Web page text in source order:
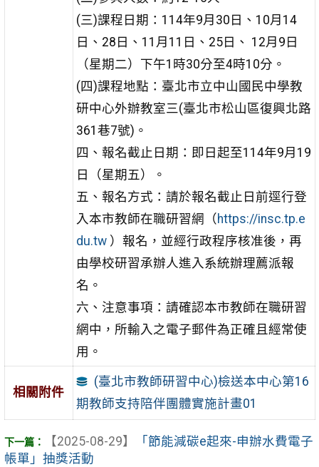
(三)課程日期：114年9月30日、10月14
日、28日、11月11日、25日、 12月9日
（星期二）下午1時30分至4時10分。
(四)課程地點：臺北市立中山國民中學教
研中心外辦教室三(臺北市松山區復興北路
361巷7號)。
四、報名截止日期：即日起至114年9月19
日（星期五）。
五、報名方式：請於報名截止日前逕行登
入本市教師在職研習網（ https://insc.tp.e
du.tw）報名，並經行政程序核准後，再
由學校研習承辦人進入系統辦理薦派報
名。
六、注意事項：請確認本市教師在職研習
網中，所輸入之電子郵件為正確且經常使
用。
相關附件
(臺北市教師研習中心)檢送本中心第16
期教師支持陪伴團體實施計畫01
【2025-08-29】
「節能減碳e起來-申辦水費電子
帳單」抽獎活動